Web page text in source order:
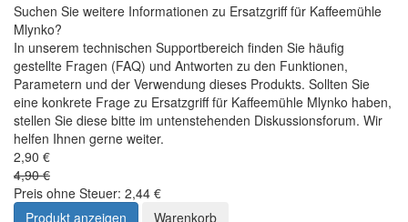
Suchen Sie weitere Informationen zu Ersatzgriff für Kaffeemühle
Mlynko?
In unserem technischen Supportbereich finden Sie häufig
gestellte Fragen (FAQ) und Antworten zu den Funktionen,
Parametern und der Verwendung dieses Produkts. Sollten Sie
eine konkrete Frage zu Ersatzgriff für Kaffeemühle Mlynko haben,
stellen Sie diese bitte im untenstehenden Diskussionsforum. Wir
helfen Ihnen gerne weiter.
2,90 €
4,90 €
Preis ohne Steuer: 2,44 €
Produkt anzeigen
Warenkorb